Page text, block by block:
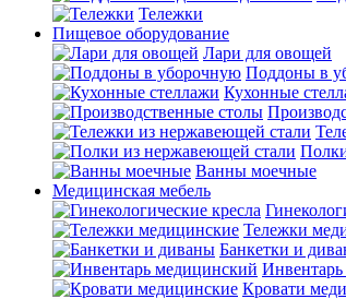
Тележки
Пищевое оборудование
Лари для овощей
Поддоны в
Кухонные
Ванны моечные
Медицинская мебель
Тележки
Банкетки и
Кровати